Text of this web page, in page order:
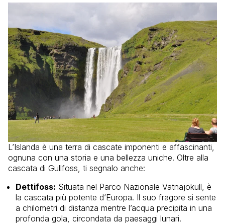
L’Islanda è una terra di cascate imponenti e affascinanti,
ognuna con una storia e una bellezza uniche. Oltre alla
cascata di Gullfoss, ti segnalo anche:
Dettifoss: Situata nel Parco Nazionale Vatnajökull, è
la cascata più potente d’Europa. Il suo fragore si sente
a chilometri di distanza mentre l’acqua precipita in una
profonda gola, circondata da paesaggi lunari.